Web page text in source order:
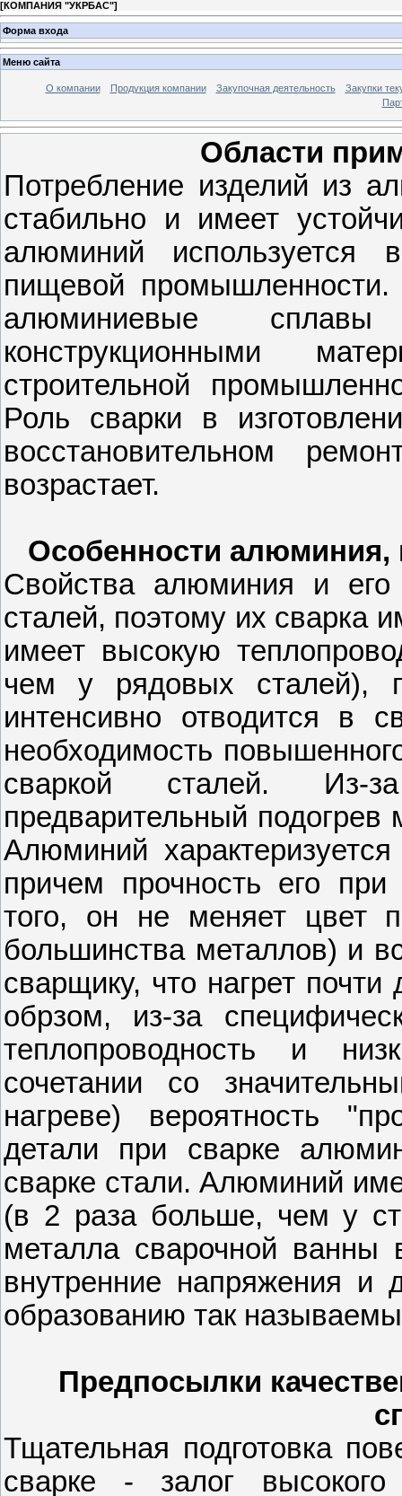
[КОМПАНИЯ "УКРБАС"]
Форма входа
Меню сайта
О компании Продукция компании Закупочная деятельность
Закупки
Области
Потребление изделий из
стабильно и имеет
алюминий используется
пищевой
алюминиевые сплавы
конструкционными
строительной
Роль сварки в
восстановительном
возрастает.
Особенности алюминия,
Свойства алюминия и его
сталей, поэтому их сварка
имеет высокую
чем у рядовых сталей),
интенсивно отводится в
необходимость
сваркой сталей. Из-
предварительный
Алюминий
причем прочность его
того, он не меняет цвет
большинства металлов) и
сварщику, что нагрет
обрзом, из-за
теплопроводность и
сочетании со
нагреве) вероятность
детали при сварке
сварке стали. Алюминий
(в 2 раза больше, чем у
металла сварочной ванны
внутренние напряжения и
образованию так
Предпосылки
Тщательная подготовка
сварке - залог высокого